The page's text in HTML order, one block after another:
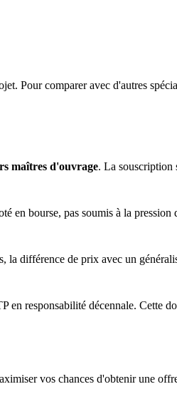
Pour comparer avec d'autres
maîtres d'ouvrage. La souscription
bourse, pas soumis à la
différence de prix avec un
responsabilité décennale. Cette
vos chances d'obtenir une